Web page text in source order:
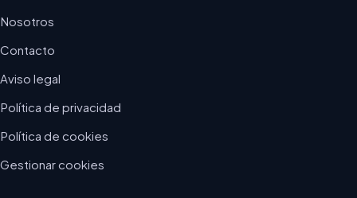
Nosotros
Contacto
Aviso legal
Política de privacidad
Política de cookies
Gestionar cookies